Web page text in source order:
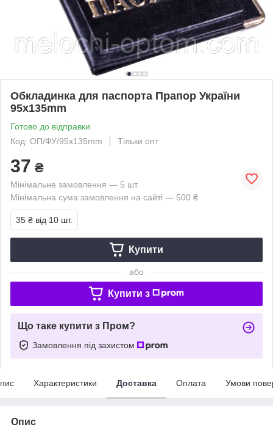
Обкладинка для паспорта Прапор України
95х135mm
Готово до відправки
Код: ОП/ФУ/95х135mm
Тільки опт
37 ₴
Мінімальне замовлення — 5 шт.
Мінімальна сума замовлення на сайті — 500 ₴
35 ₴ від 10 шт.
Купити
або
Купити з
Що таке купити з Пром?
Замовлення під захистом
Характеристики Доставка Оплата Умови
Опис